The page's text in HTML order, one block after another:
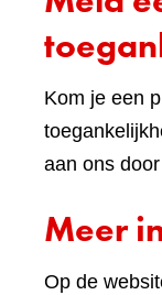
Kom je een
aan ons
Meer
Op de